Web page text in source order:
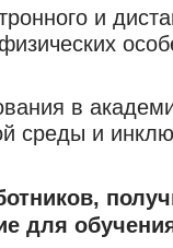
и
в
среды и
для